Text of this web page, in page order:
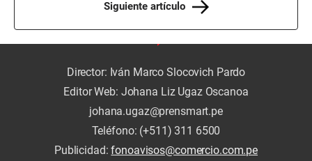
Siguiente artículo
Director: Iván Marco Slocovich Pardo
Editor Web: Johana Liz Ugaz Oscanoa
johana.ugaz@prensmart.pe
Teléfono: (+511) 311 6500
Publicidad:fonoavisos@comercio.com.pe